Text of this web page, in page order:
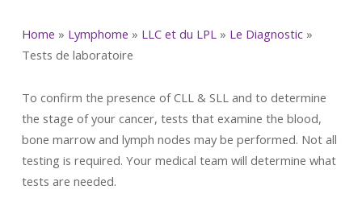
Home » Lymphome » LLC et du LPL» Le Diagnostic»
Tests de laboratoire
To confirm the presence of CLL & SLL and to determine
the stage of your cancer, tests that examine the blood,
bone marrow and lymph nodes may be performed. Not all
testing is required. Your medical team will determine what
tests are needed.